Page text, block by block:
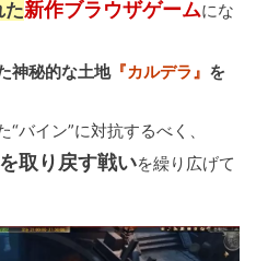
た新作ブラウザゲームにな
神秘的な土地『カルデラ』 を
バイン”に対抗するべく、
取り戻す戦いを繰り広げて